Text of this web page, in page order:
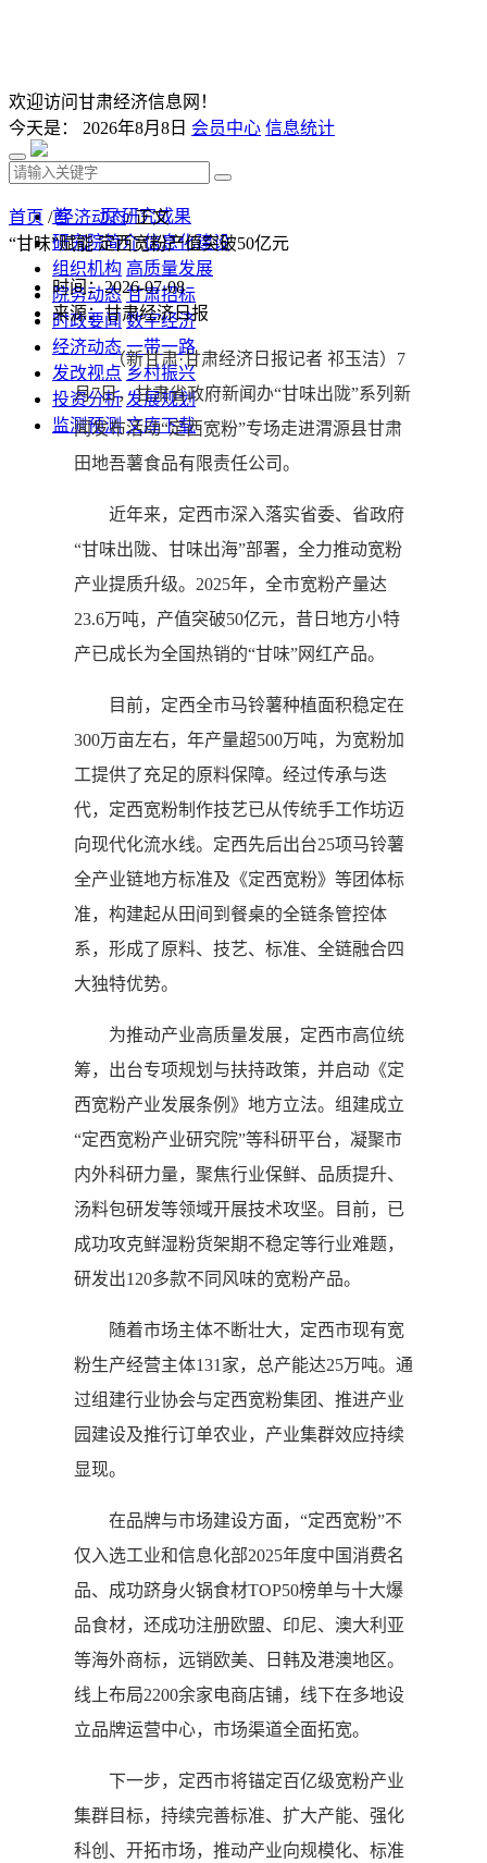
欢迎访问甘肃经济信息网！
今天是： 2026年8月8日 会员中心 信息统计
首 页 研究成果
研究院简介 信息化建设
组织机构 高质量发展
院务动态 甘肃招标
时政要闻 数字经济
经济动态 一带一路
发改视点 乡村振兴
投资分析 发展规划
监测预测 文库下载
首页 /经济动态/ 正文
“甘味”赋能 定西宽粉产值突破50亿元
时间：2026-07-08
来源：甘肃经济日报
（新甘肃·甘肃经济日报记者 祁玉洁）7
月7日，甘肃省政府新闻办“甘味出陇”系列新
闻发布活动“定西宽粉”专场走进渭源县甘肃
田地吾薯食品有限责任公司。
近年来，定西市深入落实省委、省政府
“甘味出陇、甘味出海”部署，全力推动宽粉
产业提质升级。2025年，全市宽粉产量达
23.6万吨，产值突破50亿元，昔日地方小特
产已成长为全国热销的“甘味”网红产品。
目前，定西全市马铃薯种植面积稳定在
300万亩左右，年产量超500万吨，为宽粉加
工提供了充足的原料保障。经过传承与迭
代，定西宽粉制作技艺已从传统手工作坊迈
向现代化流水线。定西先后出台25项马铃薯
全产业链地方标准及《定西宽粉》等团体标
准，构建起从田间到餐桌的全链条管控体
系，形成了原料、技艺、标准、全链融合四
大独特优势。
为推动产业高质量发展，定西市高位统
筹，出台专项规划与扶持政策，并启动《定
西宽粉产业发展条例》地方立法。组建成立
“定西宽粉产业研究院”等科研平台，凝聚市
内外科研力量，聚焦行业保鲜、品质提升、
汤料包研发等领域开展技术攻坚。目前，已
成功攻克鲜湿粉货架期不稳定等行业难题，
研发出120多款不同风味的宽粉产品。
随着市场主体不断壮大，定西市现有宽
粉生产经营主体131家，总产能达25万吨。通
过组建行业协会与定西宽粉集团、推进产业
园建设及推行订单农业，产业集群效应持续
显现。
在品牌与市场建设方面，“定西宽粉”不
仅入选工业和信息化部2025年度中国消费名
品、成功跻身火锅食材TOP50榜单与十大爆
品食材，还成功注册欧盟、印尼、澳大利亚
等海外商标，远销欧美、日韩及港澳地区。
线上布局2200余家电商店铺，线下在多地设
立品牌运营中心，市场渠道全面拓宽。
下一步，定西市将锚定百亿级宽粉产业
集群目标，持续完善标准、扩大产能、强化
科创、开拓市场，推动产业向规模化、标准